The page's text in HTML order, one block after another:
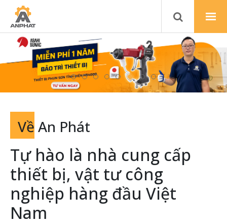
Về An Phát
Tự hào là nhà cung cấp
thiết bị, vật tư công
nghiệp hàng đầu Việt
Nam